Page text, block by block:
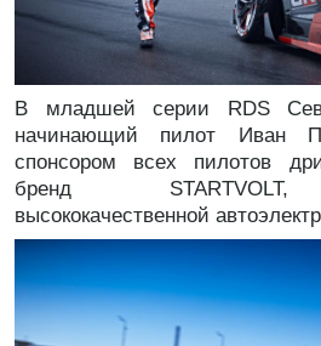
В младшей серии RDS
начинающий пилот Иван
спонсором всех пилотов
бренд STARTVOLT,
высококачественной